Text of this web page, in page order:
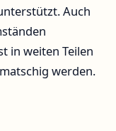
Auch
in weiten Teilen
werden.